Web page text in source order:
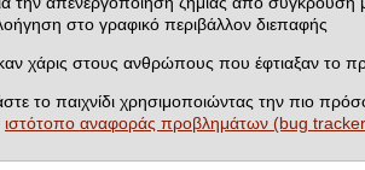
στο γραφικό περιβάλλον διεπαφής
χάρις στους ανθρώπους που έφτιαξαν το
το παιχνίδι χρησιμοποιώντας την πιο
ιστότοπο αναφοράς προβλημάτων (bug